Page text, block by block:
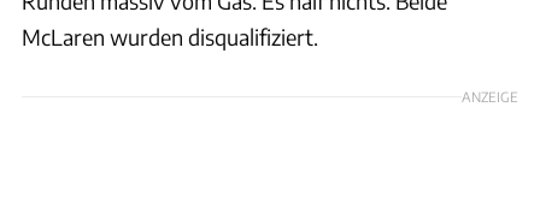
McLaren wurden disqualifiziert.
ANZEIGE